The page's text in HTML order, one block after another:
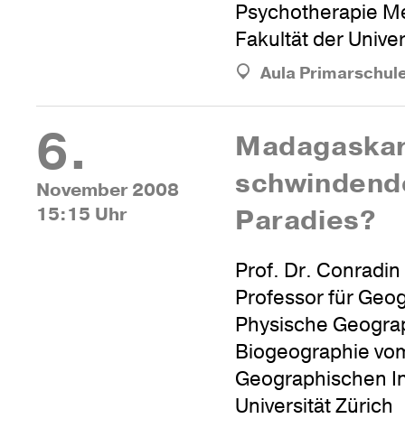
Psychotherapie
Fakultät der
Aula
6.
November 2008
15:15 Uhr
Paradies?
Prof. Dr.
Professor für
Physische
Biogeographie
Geographischen
Universität Zürich